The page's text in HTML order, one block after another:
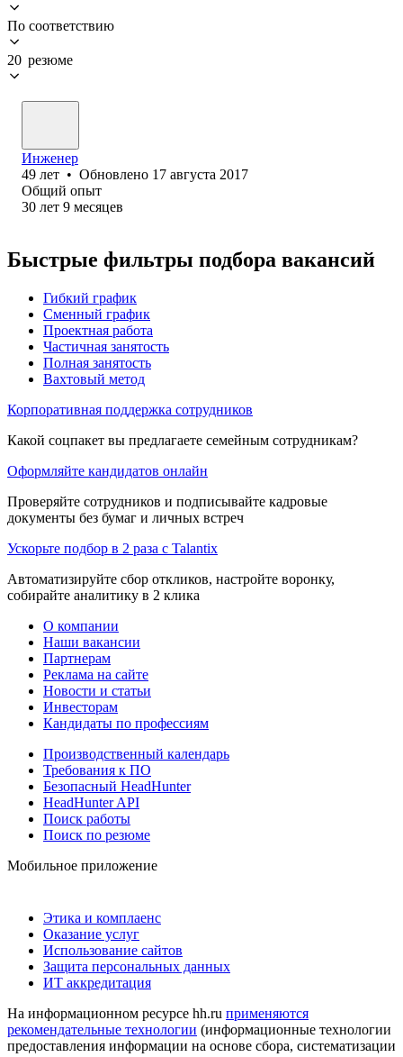
По соответствию
20 резюме
Инженер
49 лет • Обновлено 17 августа 2017
Общий опыт
30 лет 9 месяцев
Быстрые фильтры подбора вакансий
Гибкий график
Сменный график
Проектная работа
Частичная занятость
Полная занятость
Вахтовый метод
Корпоративная поддержка сотрудников
Какой соцпакет вы предлагаете семейным сотрудникам?
Оформляйте кандидатов онлайн
Проверяйте сотрудников и подписывайте кадровые
документы без бумаг и личных встреч
Ускорьте подбор в 2 раза с Talantix
Автоматизируйте сбор откликов, настройте воронку,
собирайте аналитику в 2 клика
О компании
Наши вакансии
Партнерам
Реклама на сайте
Новости и статьи
Инвесторам
Кандидаты по профессиям
Производственный календарь
Требования к ПО
Безопасный HeadHunter
HeadHunter API
Поиск работы
Поиск по резюме
Мобильное приложение
Этика и комплаенс
Оказание услуг
Использование сайтов
Защита персональных данных
ИТ аккредитация
На информационном ресурсе hh.ru применяются
рекомендательные технологии (информационные технологии
предоставления информации на основе сбора, систематизации